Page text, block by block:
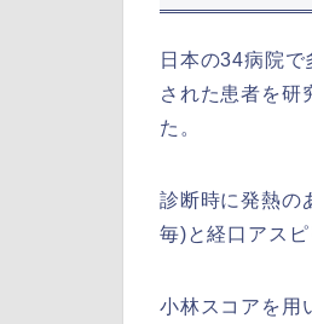
日本の34病院
された患者を研
た。
診断時に発熱の
毎)と経口アス
小林スコアを用